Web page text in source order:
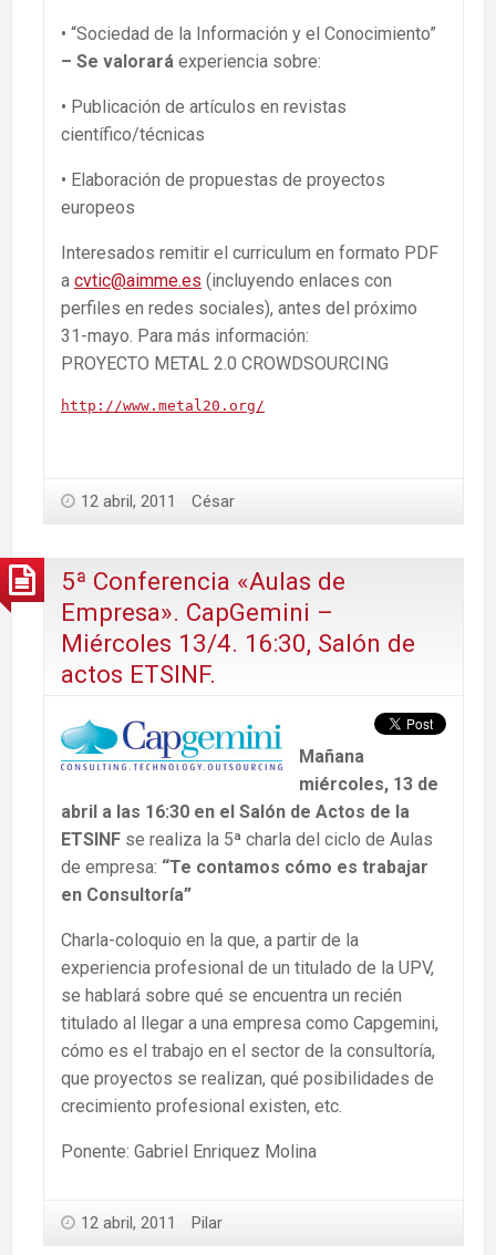
• “Sociedad de la Información y el Conocimiento”
– Se valorará experiencia sobre:
• Publicación de artículos en revistas
científico/técnicas
• Elaboración de propuestas de proyectos
europeos
Interesados remitir el curriculum en formato PDF
a cvtic@aimme.es (incluyendo enlaces con
perfiles en redes sociales), antes del próximo
31-mayo. Para más información:
PROYECTO METAL 2.0 CROWDSOURCING
http://www.metal20.org/
12 abril, 2011 César
5ª Conferencia «Aulas de
Empresa». CapGemini –
Miércoles 13/4. 16:30, Salón de
actos ETSINF.
Mañana
miércoles, 13 de
abril a las 16:30 en el Salón de Actos de la
ETSINF se realiza la 5ª charla del ciclo de Aulas
de empresa: “Te contamos cómo es trabajar
en Consultoría”
Charla-coloquio en la que, a partir de la
experiencia profesional de un titulado de la UPV,
se hablará sobre qué se encuentra un recién
titulado al llegar a una empresa como Capgemini,
cómo es el trabajo en el sector de la consultoría,
que proyectos se realizan, qué posibilidades de
crecimiento profesional existen, etc.
Ponente: Gabriel Enriquez Molina
12 abril, 2011 Pilar